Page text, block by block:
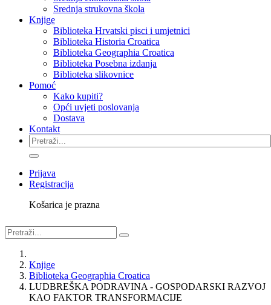
Srednja strukovna škola
Knjige
Biblioteka Hrvatski pisci i umjetnici
Biblioteka Historia Croatica
Biblioteka Geographia Croatica
Biblioteka Posebna izdanja
Biblioteka slikovnice
Pomoć
Kako kupiti?
Opći uvjeti poslovanja
Dostava
Kontakt
Prijava
Registracija
Košarica je prazna
Knjige
Biblioteka Geographia Croatica
LUDBREŠKA PODRAVINA - GOSPODARSKI RAZVOJ
KAO FAKTOR TRANSFORMACIJE